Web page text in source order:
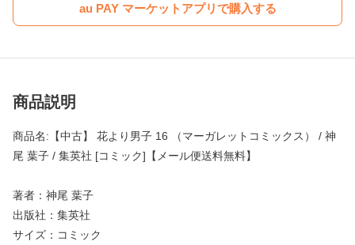
au PAY マーケットアプリで購入する
商品説明
商品名:【中古】 花より男子 16 （マーガレットコミックス） / 神
尾 葉子 / 集英社 [コミック]【メール便送料無料】
著者：神尾 葉子
出版社：集英社
サイズ：コミック